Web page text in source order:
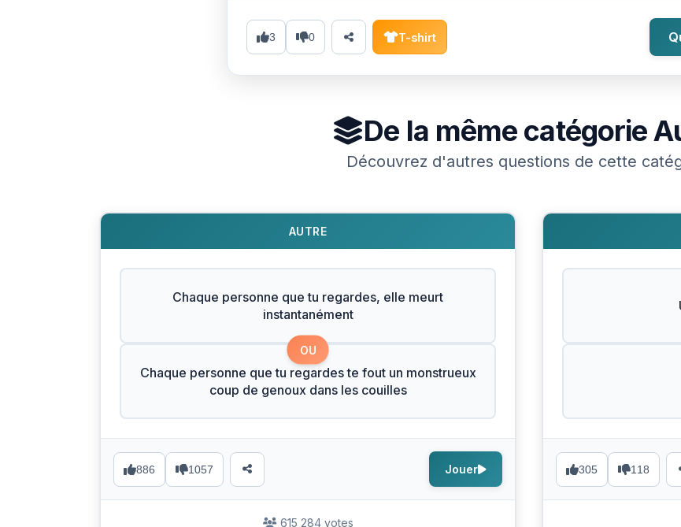
3 0 T-shirt
De la même catégorie
Découvrez d'autres questions de cette
AUTRE
Chaque personne que tu regardes, elle meurt
instantanément
OU
Chaque personne que tu regardes te fout un monstrueux
coup de genoux dans les couilles
886 1057 Jouer
615 284 votes
305 118